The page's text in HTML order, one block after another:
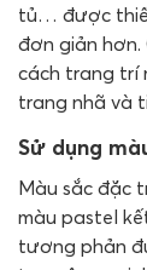
tủ… được
đơn giản hơn.
cách trang trí
trang nhã và
Sử dụng
Màu sắc đặc
màu pastel
tương phản